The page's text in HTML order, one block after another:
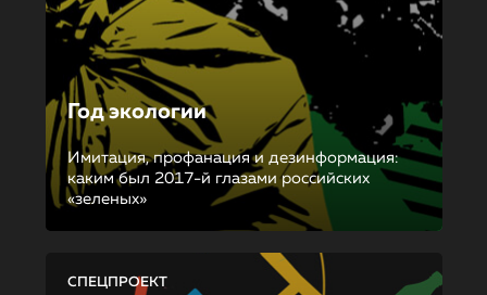
Год экологии
Имитация, профанация и дезинформация:
каким был 2017-й глазами российских
«зеленых»
СПЕЦПРОЕКТ